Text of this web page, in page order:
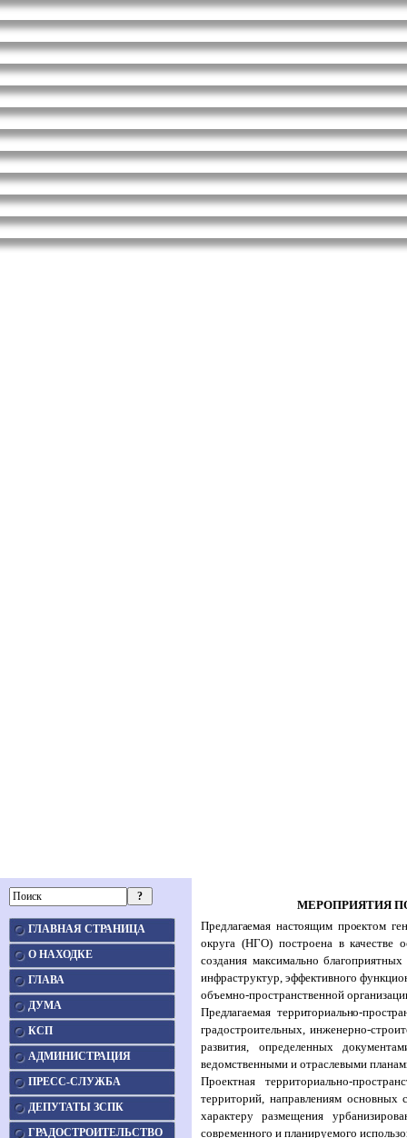
ГЛАВНАЯ СТРАНИЦА
О НАХОДКЕ
ГЛАВА
ДУМА
КСП
АДМИНИСТРАЦИЯ
ПРЕСС-СЛУЖБА
ДЕПУТАТЫ ЗСПК
ГРАДОСТРОИТЕЛЬСТВО
МЕРОПРИЯТИЯ
Предлагаемая настоящим проектом
округа (НГО) построена в качестве
создания максимально
инфраструктур, эффективного
объемно-пространственной
Предлагаемая территориально-
градостроительных, инженерно-
развития, определенных
ведомственными и отраслевыми
Проектная территориально-
территорий, направлениям
характеру размещения
современного и планируемого